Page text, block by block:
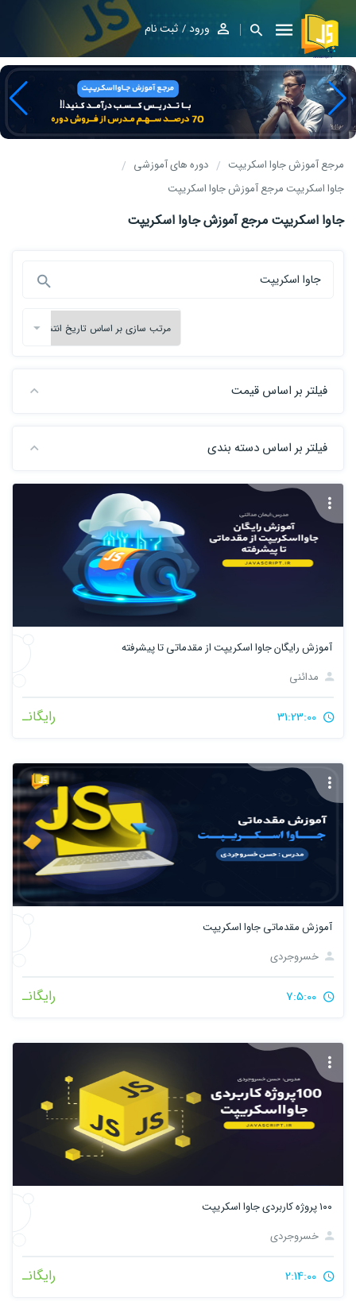
ورود ثبت نام
مرجع آموزش جاوا اسکریپت
دوره های آموزشی
جاوا اسکریپت مرجع آموزش جاوا اسکریپت
جاوا اسکریپت مرجع آموزش جاوا اسکریپت
فیلتر بر اساس قیمت
فیلتر بر اساس دسته بندی
آموزش رایگان جاوا اسکریپت از مقدماتی تا پیشرفته
مدائنی
رایگانـ
آموزش مقدماتی جاوا اسکریپت
خسروجردی
رایگانـ
۱۰۰ پروژه کاربردی جاوا اسکریپت
خسروجردی
رایگانـ